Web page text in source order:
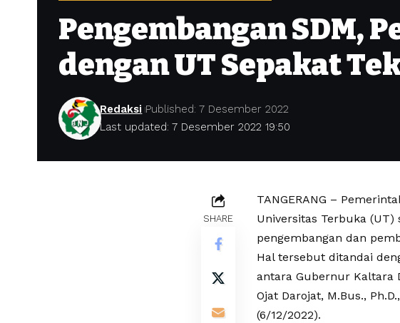
Pengembangan SDM,
dengan UT Sepakat
Last updated: 7 Desember 2022 19:50
Redaksi Published: 7 Desember 2022
SHARE
TANGERANG –
Universitas Terbuka
pengembangan dan
Hal tersebut ditandai
antara Gubernur Kaltara
Ojat Darojat, M.Bus.,
(6/12/2022).